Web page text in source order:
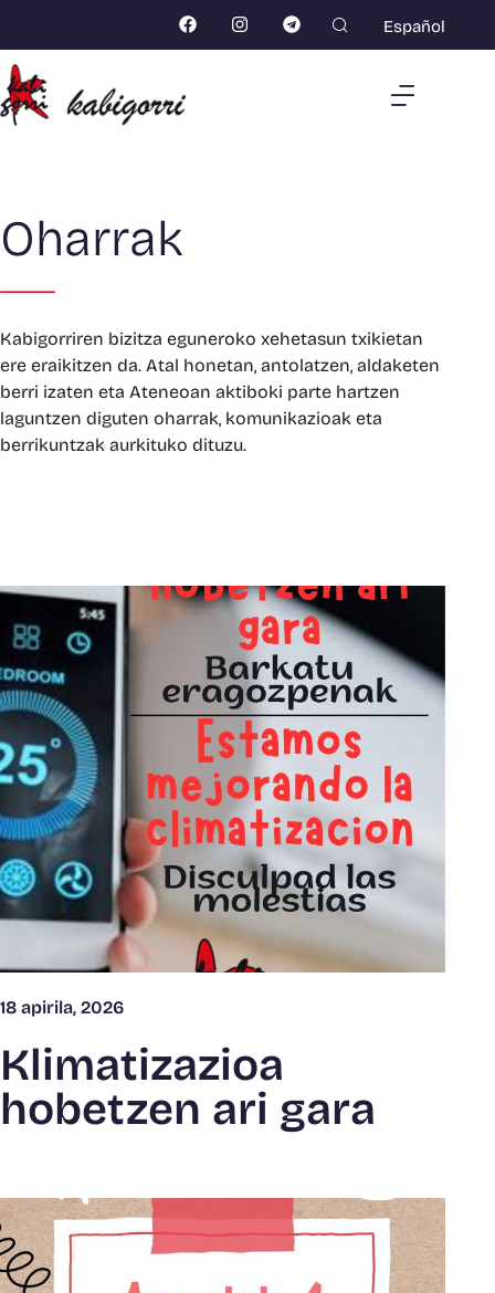
Español
Oharrak
Kabigorriren bizitza eguneroko xehetasun txikietan
ere eraikitzen da. Atal honetan, antolatzen, aldaketen
berri izaten eta Ateneoan aktiboki parte hartzen
laguntzen diguten oharrak, komunikazioak eta
berrikuntzak aurkituko dituzu.
18 apirila, 2026
Klimatizazioa
hobetzen ari gara